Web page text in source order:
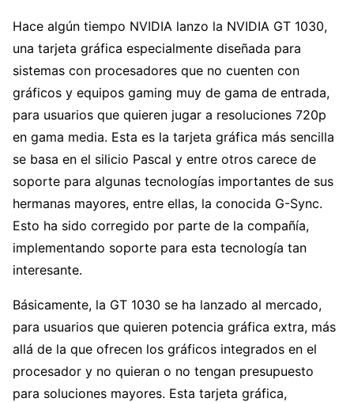
Hace algún tiempo NVIDIA lanzo la NVIDIA GT 1030,
una tarjeta gráfica especialmente diseñada para
sistemas con procesadores que no cuenten con
gráficos y equipos gaming muy de gama de entrada,
para usuarios que quieren jugar a resoluciones 720p
en gama media. Esta es la tarjeta gráfica más sencilla
se basa en el silicio Pascal y entre otros carece de
soporte para algunas tecnologías importantes de sus
hermanas mayores, entre ellas, la conocida G-Sync.
Esto ha sido corregido por parte de la compañía,
implementando soporte para esta tecnología tan
interesante.
Básicamente, la GT 1030 se ha lanzado al mercado,
para usuarios que quieren potencia gráfica extra, más
allá de la que ofrecen los gráficos integrados en el
procesador y no quieran o no tengan presupuesto
para soluciones mayores. Esta tarjeta gráfica,